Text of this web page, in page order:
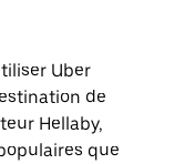
Uber
de
Hellaby,
que